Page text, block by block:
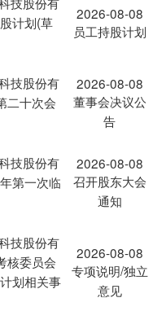
计划(草
2026-08-08
员工持股计划
技股份有
二十次会
2026-08-08
董事会决议公
告
技股份有
第一次临
2026-08-08
召开股东大会
通知
技股份有
核委员会
划相关事
2026-08-08
专项说明/独立
意见